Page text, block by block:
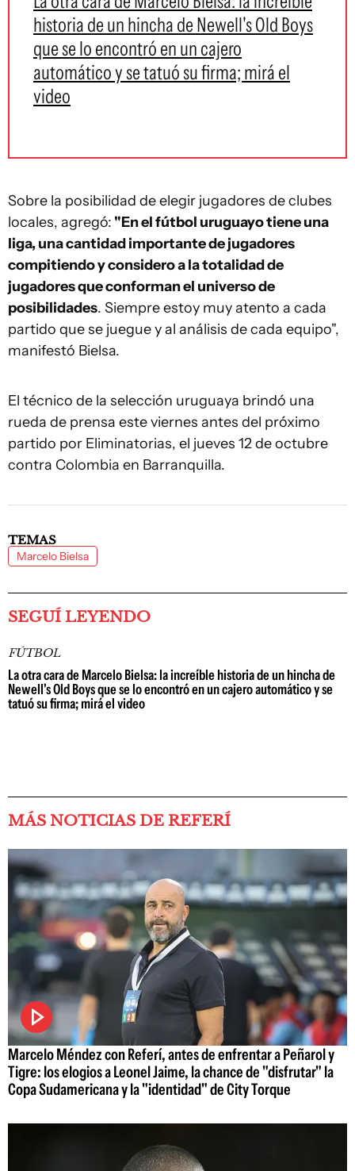
historia de un hincha de Newell's Old Boys
que se lo encontró en un cajero
automático y se tatuó su firma; mirá el
video
Sobre la posibilidad de elegir jugadores de clubes
locales, agregó: "En el fútbol uruguayo tiene una
liga, una cantidad importante de jugadores
compitiendo y considero a la totalidad de
jugadores que conforman el universo de
posibilidades. Siempre estoy muy atento a cada
partido que se juegue y al análisis de cada equipo",
manifestó Bielsa.
El técnico de la selección uruguaya brindó una
rueda de prensa este viernes antes del próximo
partido por Eliminatorias, el jueves 12 de octubre
contra Colombia en Barranquilla.
TEMAS
Marcelo Bielsa
SEGUÍ LEYENDO
FÚTBOL
La otra cara de Marcelo Bielsa: la increíble historia de un hincha de
Newell's Old Boys que se lo encontró en un cajero automático y se
tatuó su firma; mirá el video
MÁS NOTICIAS DE REFERÍ
Marcelo Méndez con Referí, antes de enfrentar a Peñarol y
Tigre: los elogios a Leonel Jaime, la chance de "disfrutar" la
Copa Sudamericana y la "identidad" de City Torque